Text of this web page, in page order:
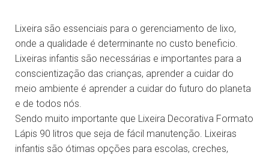
Lixeira são essenciais para o gerenciamento de lixo,
onde a qualidade é determinante no custo beneficio.
Lixeiras infantis são necessárias e importantes para a
conscientização das crianças, aprender a cuidar do
meio ambiente é aprender a cuidar do futuro do planeta
e de todos nós.
Sendo muito importante que Lixeira Decorativa Formato
Lápis 90 litros que seja de fácil manutenção. Lixeiras
infantis são ótimas opções para escolas, creches,